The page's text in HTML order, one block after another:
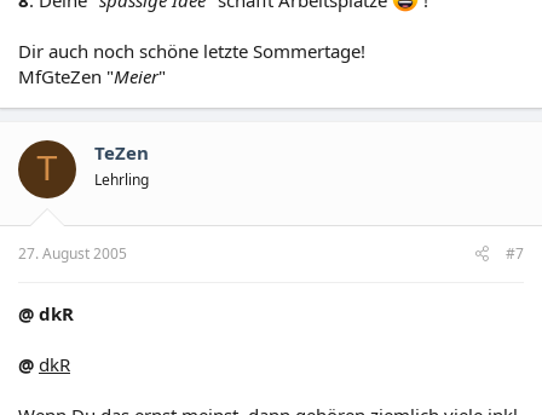
Dir auch noch schöne letzte Sommertage!
MfGteZen "Meier"
T TeZen
Lehrling
27. August 2005 #7
@ dkR
@ dkR